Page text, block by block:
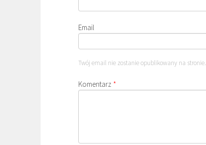
Email
Twój email nie zostanie opublikowany na stronie.
Komentarz *